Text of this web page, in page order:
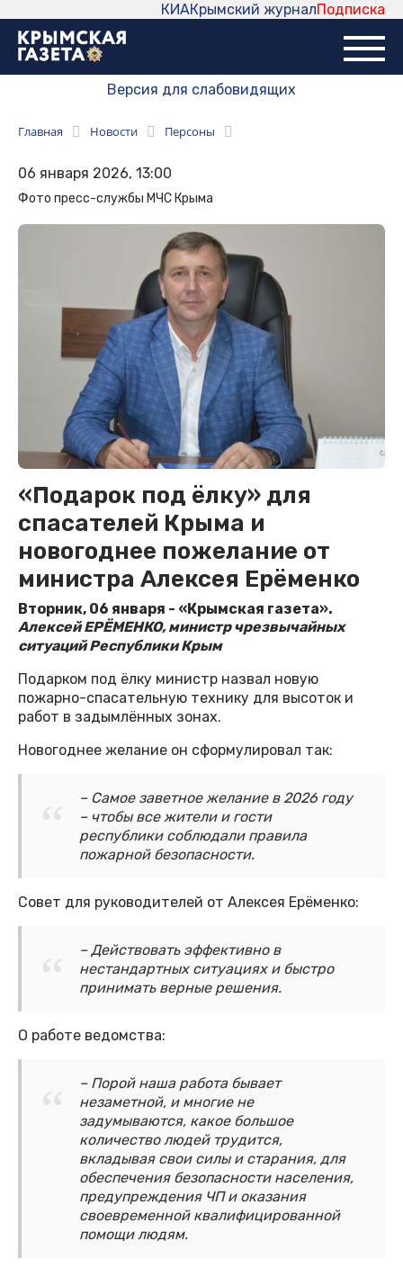
Подписка
Крымский журнал
КИА
Версия для слабовидящих
Главная Новости Персоны
06 января 2026, 13:00
Фото пресс-службы МЧС Крыма
«Подарок под ёлку» для
спасателей Крыма и
новогоднее пожелание от
министра Алексея Ерёменко
Вторник, 06 января - «Крымская газета».
Алексей ЕРЁМЕНКО, министр чрезвычайных
ситуаций Республики Крым
Подарком под ёлку министр назвал новую
пожарно-спасательную технику для высоток и
работ в задымлённых зонах.
Новогоднее желание он сформулировал так:
– Самое заветное желание в 2026 году
– чтобы все жители и гости
республики соблюдали правила
пожарной безопасности.
Совет для руководителей от Алексея Ерёменко:
– Действовать эффективно в
нестандартных ситуациях и быстро
принимать верные решения.
О работе ведомства:
– Порой наша работа бывает
незаметной, и многие не
задумываются, какое большое
количество людей трудится,
вкладывая свои силы и старания, для
обеспечения безопасности населения,
предупреждения ЧП и оказания
своевременной квалифицированной
помощи людям.